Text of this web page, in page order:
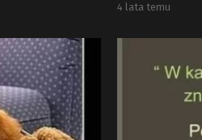
4 lata temu